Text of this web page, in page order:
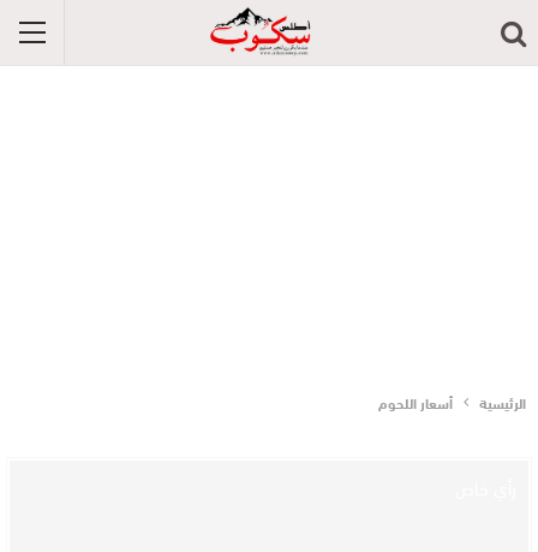
الرئيسية أسعار اللحوم